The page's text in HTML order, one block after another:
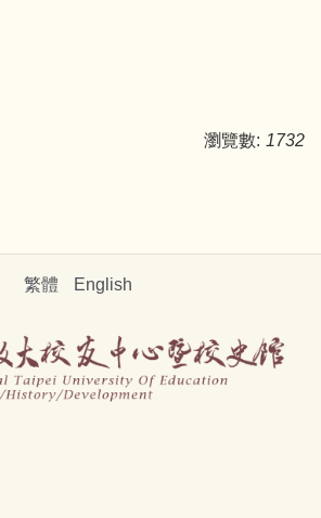
瀏覽數: 1732
繁體 English